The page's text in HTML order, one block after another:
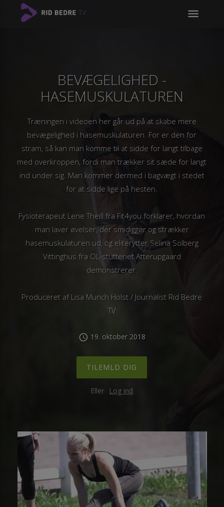
menu
BEVÆGELIGHED -
HASEMUSKULATUREN
Træningen i videoen her går ud på at skabe mere
bevægelighed i hasemuskulaturen. For er den for
stram, så kan man komme til at sidde for langt tilbage
med overkroppen, fordi man trækker sit sæde for langt
ind under sig. Man kommer dermed i bagvægt i stedet
for at sidde lige på hesten.
Fysioterapeut Lene Theill fra Fit4you forklarer, hvordan
man laver øvelser, der smidiggør og strækker
hasemuskulaturen ud, og eliterytter Selina Solberg
Vittinghus fra OL-stutteriet Atterupgaard
demonstrerer.
Produceret af Lisa Munch Holst / Journalist Rid Bedre
TV
schedule 19. oktober 2018
TILEMLD DIG
Eller Log ind